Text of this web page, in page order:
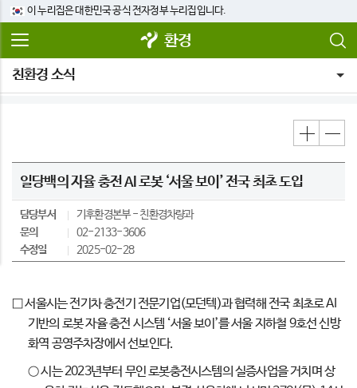
이 누리집은 대한민국 공식 전자정부 누리집입니다.
환경
친환경 소식
일당백의 자율 충전 AI 로봇 ‘서울 보이’ 전국 최초 도입
담당부서 기후환경본부
친환경차량과
문의
02-2133-3606
수정일
2025-02-28
□ 서울시는 전기차 충전기 전문기업(모던텍)과 협력해 전국 최초로 AI
기반의 로봇 자율 충전 시스템 ‘서울 보이’를 서울 지하철 9호선 신방
화역 공영주차장에서 선보인다.
○ 시는 2023년부터 무인 로봇충전시스템의 실증사업을 거치며 상